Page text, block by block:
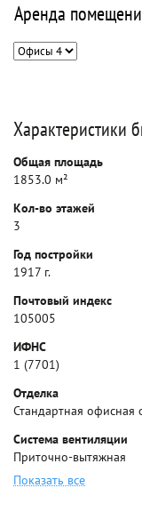
Аренда
Характеристики
Общая площадь
1853.0 м²
Кол-во этажей
3
Год постройки
1917 г.
Почтовый индекс
105005
ИФНС
1 (7701)
Отделка
Стандартная офисная
Система вентиляции
Приточно-вытяжная
Показать все